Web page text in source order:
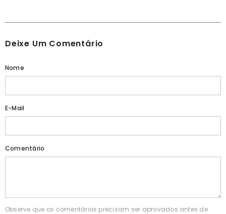
Deixe Um Comentário
Nome
E-Mail
Comentário
Observe que os comentários precisam ser aprovados antes de